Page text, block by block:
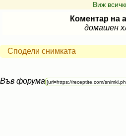
Виж
Коментар на
домашен
Сподели снимката
Във форума